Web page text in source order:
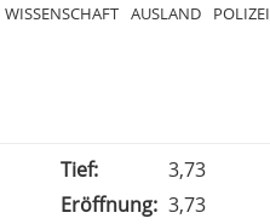
WISSENSCHAFT AUSLAND POLIZEI
Tief:
3,73
Eröffnung: 3,73